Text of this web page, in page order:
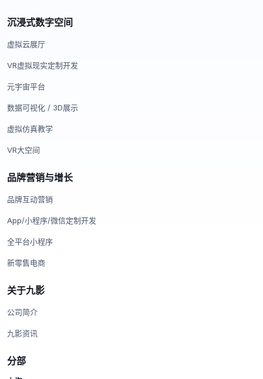
沉浸式数字空间
虚拟云展厅
VR虚拟现实定制开发
元宇宙平台
数据可视化 / 3D展示
虚拟仿真教学
VR大空间
品牌营销与增长
品牌互动营销
App/小程序/微信定制开发
全平台小程序
新零售电商
关于九影
公司简介
九影资讯
分部